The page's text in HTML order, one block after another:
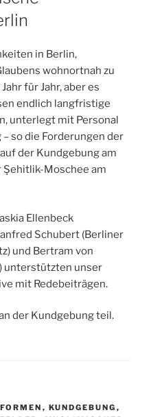
in Berlin,
wohnortnah zu
für Jahr, aber es
endlich langfristige
unterlegt mit Personal
so die Forderungen der
der Kundgebung am
Moschee am
Ellenbeck
Schubert (Berliner
und Bertram von
unterstützten unser
mit Redebeiträgen.
der Kundgebung teil.
, KUNDGEBUNG ,